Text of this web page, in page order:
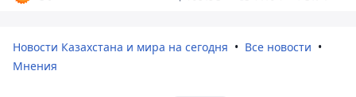
Новости Казахстана и мира на сегодня
Все новости
Мнения